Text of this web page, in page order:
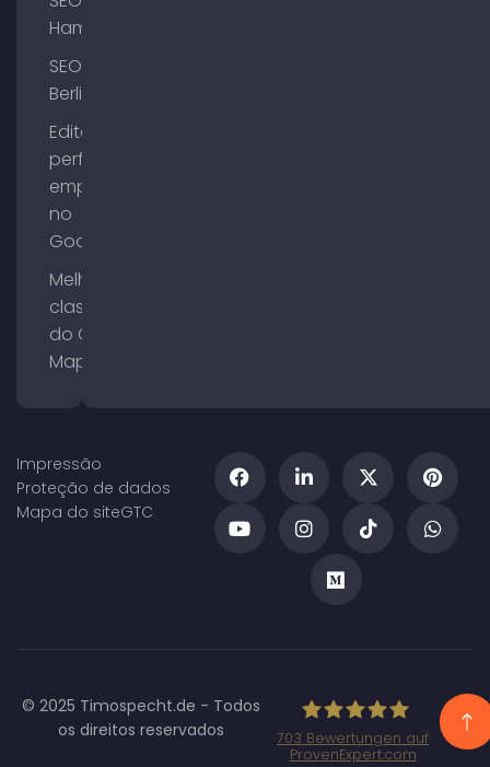
Hamburgo
SEO
Berlim
Editar o
perfil da
empresa
no
Google
Melhorar a
classificação
do Google
Maps
Impressão
Proteção de dados
Mapa do siteGTC
© 2025 Timospecht.de - Todos
os direitos reservados
703 Bewertungen auf
ProvenExpert.com